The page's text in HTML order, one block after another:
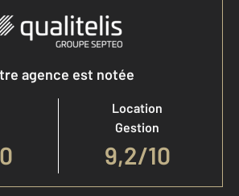
agence est notée
Location
Gestion
9,2/10